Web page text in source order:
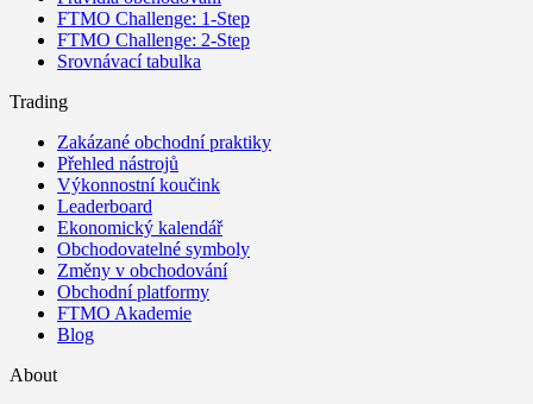
FTMO Challenge: 1-Step
FTMO Challenge: 2-Step
Srovnávací tabulka
Trading
Zakázané obchodní praktiky
Přehled nástrojů
Výkonnostní koučink
Leaderboard
Ekonomický kalendář
Obchodovatelné symboly
Změny v obchodování
Obchodní platformy
FTMO Akademie
Blog
About